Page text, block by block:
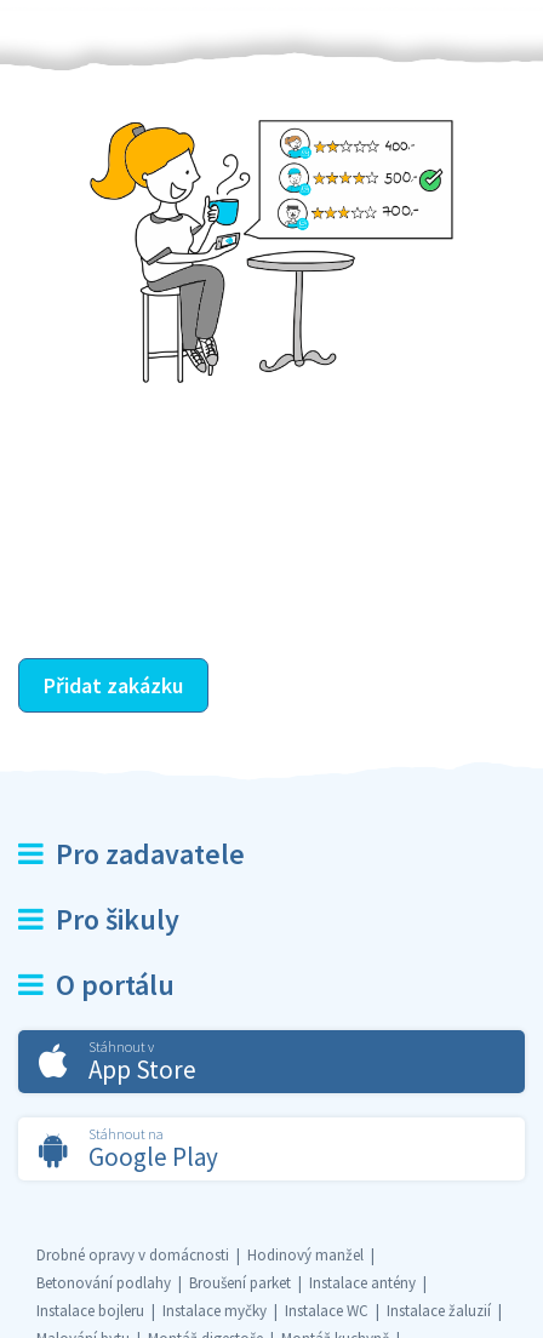
Přidat zakázku
Pro zadavatele
Pro šikuly
O portálu
Stáhnout v
App Store
Stáhnout na
Google Play
Drobné opravy v domácnosti
Hodinový manžel
Betonování podlahy
Broušení parket
Instalace antény
Instalace bojleru
Instalace myčky Instalace WC
Instalace žaluzií